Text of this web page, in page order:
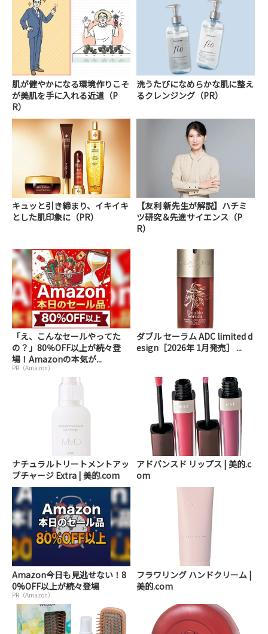
肌が健やかになる環境作りこそ
が美肌を手に入れる近道（P
R）
洗うたびになめらかな肌に整え
るクレンジング（PR）
キュッと引き締まり、イキイキ
とした肌印象に（PR）
【友利 新先生が解説】ハチミ
ツ研究＆先進サイエンス（P
R）
「え、こんなセールやってた
の？」80％OFF以上が続々登
場！Amazonの本気が...
PR（Amazon）
ダブル セーラム ADC limited d
esign［2026年 1月発売］ ...
ナチュラルトリートメントアッ
プチャージ Extra | 美的.com
アドバンスド リップス | 美的.c
om
Amazon今日も見逃せない！8
0%OFF以上が続々登場
PR（Amazon）
フラワリング ハンドクリーム |
美的.com